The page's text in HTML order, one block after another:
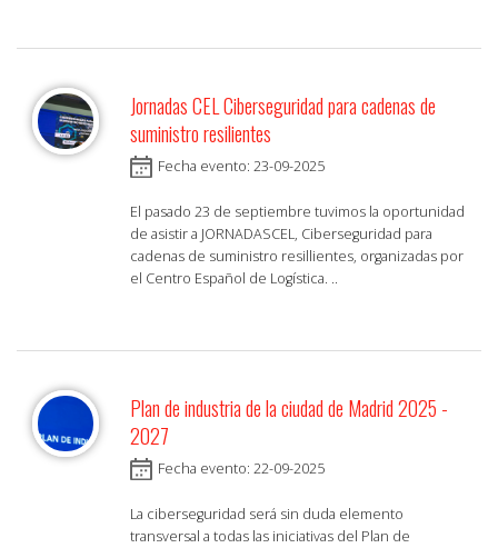
Jornadas CEL Ciberseguridad para cadenas de
suministro resilientes
Fecha evento: 23-09-2025
El pasado 23 de septiembre tuvimos la oportunidad
de asistir a JORNADASCEL, Ciberseguridad para
cadenas de suministro resillientes, organizadas por
el Centro Español de Logística. ..
Plan de industria de la ciudad de Madrid 2025 -
2027
Fecha evento: 22-09-2025
La ciberseguridad será sin duda elemento
transversal a todas las iniciativas del Plan de